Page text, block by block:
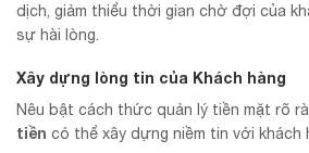
dịch, giảm thiểu thời gian chờ đợi của
sự hài lòng.
Xây dựng lòng tin của Khách hàng
Nêu bật cách thức quản lý tiền mặt rõ
tiền có thể xây dựng niềm tin với khách